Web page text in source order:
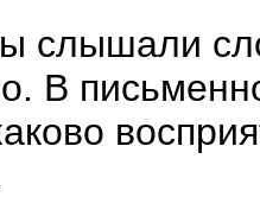
слышали
В